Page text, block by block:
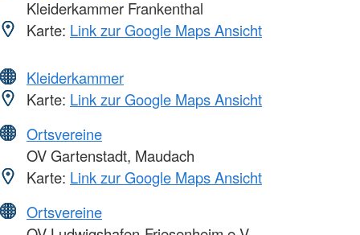
Kleiderkammer Frankenthal
Karte: Link zur Google Maps Ansicht
Kleiderkammer
Karte: Link zur Google Maps Ansicht
Ortsvereine
OV Gartenstadt, Maudach
Karte: Link zur Google Maps Ansicht
Ortsvereine